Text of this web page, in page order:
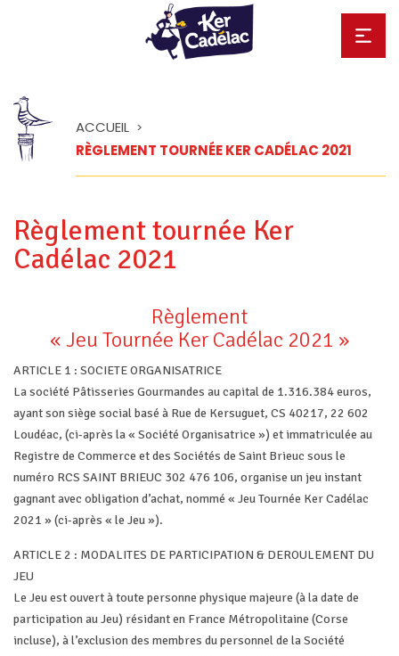
Règlement tournée Ker
Cadélac 2021
ACCUEIL >
RÈGLEMENT TOURNÉE KER CADÉLAC 2021
Règlement
« Jeu Tournée Ker Cadélac 2021 »
ARTICLE 1 : SOCIETE ORGANISATRICE
La société Pâtisseries Gourmandes au capital de 1.316.384 euros,
ayant son siège social basé à Rue de Kersuguet, CS 40217, 22 602
Loudéac, (ci-après la « Société Organisatrice ») et immatriculée au
Registre de Commerce et des Sociétés de Saint Brieuc sous le
numéro RCS SAINT BRIEUC 302 476 106, organise un jeu instant
gagnant avec obligation d’achat, nommé « Jeu Tournée Ker Cadélac
2021 » (ci-après « le Jeu »).
ARTICLE 2 : MODALITES DE PARTICIPATION & DEROULEMENT DU
JEU
Le Jeu est ouvert à toute personne physique majeure (à la date de
participation au Jeu) résidant en France Métropolitaine (Corse
incluse), à l’exclusion des membres du personnel de la Société